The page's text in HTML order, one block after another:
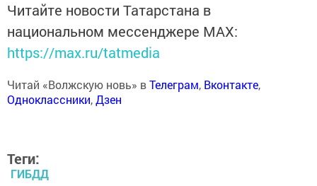
Читайте новости Татарстана в
национальном мессенджере MАХ:
https://max.ru/tatmedia
Читай «Волжскую новь» вТелеграм, Вконтакте,
Одноклассники,Дзен
Теги:
ГИБДД